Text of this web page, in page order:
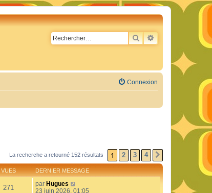
RECHERCHER
RECHERCHE
Connexion
La recherche a retourné 152 résultats 1 2 3 4
VUES DERNIER MESSAGE
271 par Hugues
23 juin 2026, 01:05